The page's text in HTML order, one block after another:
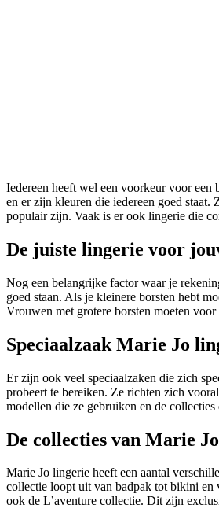
Iedereen heeft wel een voorkeur voor een
en er zijn kleuren die iedereen goed
populair zijn. Vaak is er ook lingerie die
De juiste lingerie voor
Nog een belangrijke factor waar je
goed staan. Als je kleinere borsten hebt
Vrouwen met grotere borsten moeten
Speciaalzaak Marie Jo
Er zijn ook veel speciaalzaken die zich
probeert te bereiken. Ze richten zich
modellen die ze gebruiken en de
De collecties van Marie
Marie Jo lingerie heeft een aantal
collectie loopt uit van badpak tot bikini en
ook de L’aventure collectie. Dit zijn